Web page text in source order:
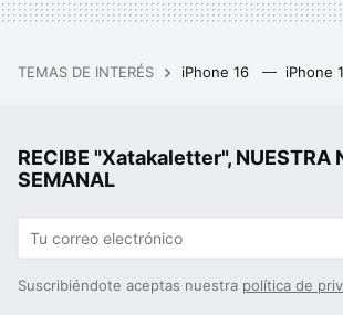
TEMAS DE INTERÉS iPhone 16 iPhone
RECIBE "Xatakaletter", NUESTRA
SEMANAL
Suscribiéndote aceptas nuestra política de